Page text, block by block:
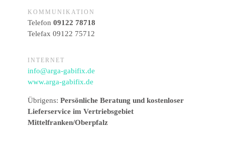
KOMMUNIKATION
Telefon 09122 78718
Telefax 09122 75712
INTERNET
info@arga-gabifix.de
www.arga-gabifix.de
Übrigens: Persönliche Beratung und kostenloser
Lieferservice im Vertriebsgebiet
Mittelfranken/Oberpfalz